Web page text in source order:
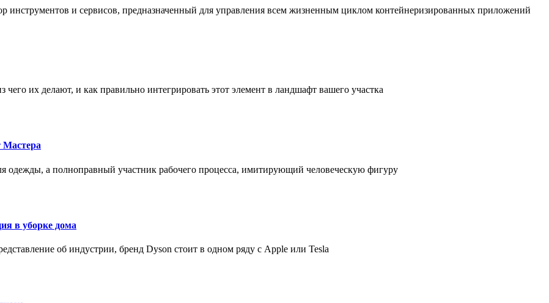
и сервисов, предназначенный для управления всем жизненным циклом контейнеризированных приложений
их делают, и как правильно интегрировать этот элемент в ландшафт вашего участка
одежды, а полноправный участник рабочего процесса, имитирующий человеческую фигуру
в уборке дома
об индустрии, бренд Dyson стоит в одном ряду с Apple или Tesla